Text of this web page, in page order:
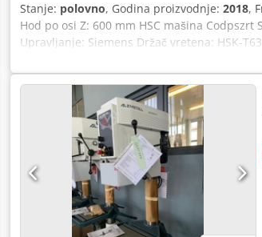
Stanje: polovno, Godina proizvodnje: 2018,
Hod po osi Z: 600 mm HSC mašina
Upravljanje: Siemens Držač vretena: HSK-
Maksimalna težina radnog komada: 1000
moment: 200 Nm Brzina brzog kretanja: 75
Transportni sistem za strugotine
Spoljašnje hlađenje. Hlađenje vazduhom,
automatizaciju, automatska vrata. HSK 63
(punopravna rotirajuća frezerska mašina).
tečnost sa filterom od papirnog traka i
momenta u osama A i C. Istovremeno